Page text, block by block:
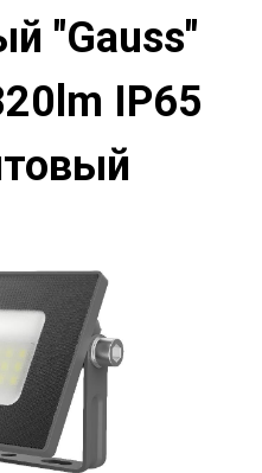
"Gauss"
IP65